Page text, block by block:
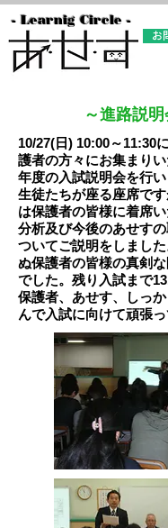
- Learnig Circle -
お
～進路説明
10/27(日) 10:00～11:30
護者の方々にお集まり
年度の入試説明会を行
生徒たちが座る座席で
は保護者の皆様に着席
分析及び今後のあせす
ついてご説明をしまし
ぬ保護者の皆様の真剣
でした。残り入試まで
保護者、あせす、しっ
んで入試に向けて頑張っ